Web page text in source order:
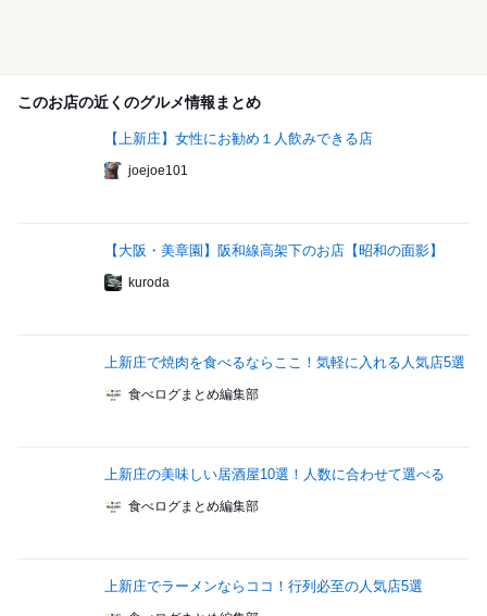
このお店の近くのグルメ情報まとめ
【上新庄】女性にお勧め１人飲みできる店
joejoe101
【大阪・美章園】阪和線高架下のお店【昭和の面影】
kuroda
上新庄で焼肉を食べるならここ！気軽に入れる人気店5選
食べログまとめ編集部
上新庄の美味しい居酒屋10選！人数に合わせて選べる
食べログまとめ編集部
上新庄でラーメンならココ！行列必至の人気店5選